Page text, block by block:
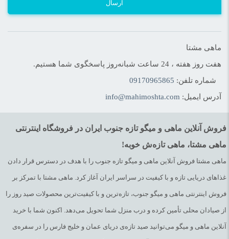
ارسال
ماهی مشتا
هفت روز هفته ، 24 ساعت شبانه‌روز پاسخگوی شما هستیم.
شماره تلفن: 09170965865
آدرس ایمیل: info@mahimoshta.com
فروش آنلاین ماهی و میگو تازه جنوب ایران در فروشگاه اینترنتی
ماهی مشتا، ماهی تازه‌ش خوبه!
ماهی مشتا فروش آنلاین ماهی و میگو تازه جنوب را با هدف در دسترس قرار دادن
غذاهای دریایی تازه و با کیفیت در سراسر ایران آغاز کرد. ماهی مشتا با تمرکز بر
فروش اینترنتی ماهی و میگو جنوب، تازه‌ترین و با کیفیت‌ترین محصولات صید روز را
از صیادان محلی تأمین کرده و درب منزل شما تحویل می‌دهد. اکنون شما با خرید
آنلاین ماهی و میگو می‌توانید صید تازه‌ی دریای عمان و خلیج فارس را در سفره‌ی